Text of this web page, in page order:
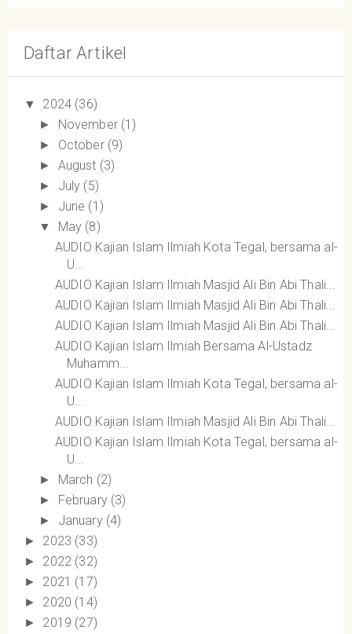
Daftar Artikel
▼ 2024 (36)
► November (1)
► October (9)
► August (3)
► July (5)
► June (1)
▼ May (8)
AUDIO Kajian Islam Ilmiah Kota Tegal, bersama al-
U...
AUDIO Kajian Islam Ilmiah Masjid Ali Bin Abi Thali...
AUDIO Kajian Islam Ilmiah Masjid Ali Bin Abi Thali...
AUDIO Kajian Islam Ilmiah Masjid Ali Bin Abi Thali...
AUDIO Kajian Islam Ilmiah Bersama Al-Ustadz
Muhamm...
AUDIO Kajian Islam Ilmiah Kota Tegal, bersama al-
U...
AUDIO Kajian Islam Ilmiah Masjid Ali Bin Abi Thali...
AUDIO Kajian Islam Ilmiah Kota Tegal, bersama al-
U...
► March (2)
► February (3)
► January (4)
► 2023 (33)
► 2022 (32)
► 2021 (17)
► 2020 (14)
► 2019 (27)